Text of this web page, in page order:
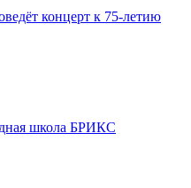
концерт к 75-летию
школа БРИКС